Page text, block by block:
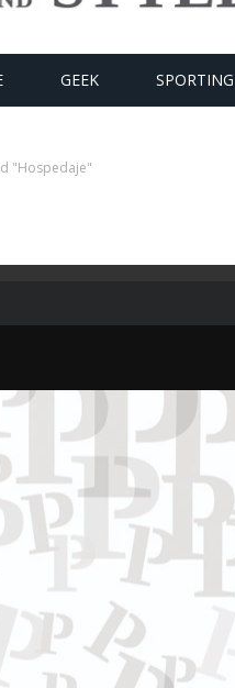
GEEK SPORTING
"Hospedaje"